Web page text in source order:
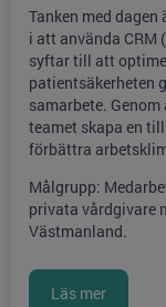
Tanken med
i att använda CRM
syftar till att
patientsäkerheten
samarbete.
teamet skapa en
förbättra
Målgrupp:
privata vårdgivare
Västmanland.